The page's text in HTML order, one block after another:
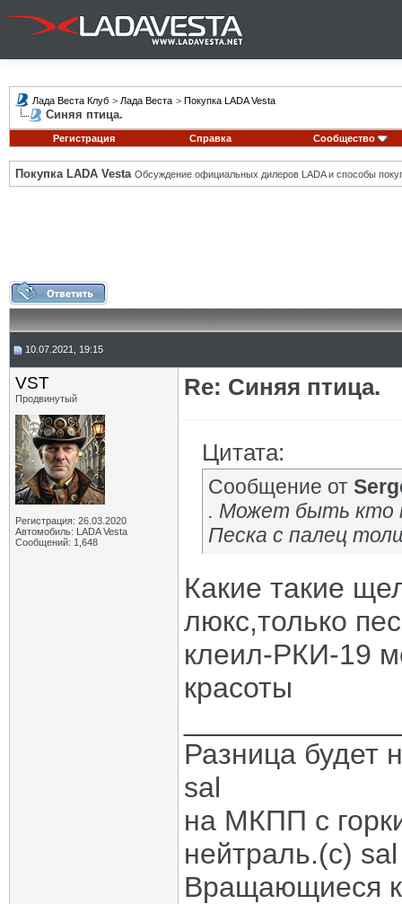
Лада Веста Клуб > Лада Веста > Покупка LADA Vesta
Синяя птица.
Регистрация Справка Сообщество
Покупка LADA Vesta Обсуждение официальных дилеров LADA и способы
10.07.2021, 19:15
VST
Продвинутый
Регистрация: 26.03.2020
Автомобиль: LADA Vesta
Сообщений: 1,648
Re: Синяя птица.
Цитата:
Сообщение от
. Может быть кто
Песка с палец
Какие такие
люкс,только
клеил-РКИ-19
красоты
Разница будет
sal
на МКПП с
нейтраль.(с) sal
Вращающиеся